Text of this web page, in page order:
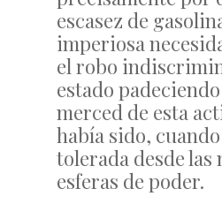
escasez de
imperiosa
el robo
estado
merced de esta
había sido,
tolerada desde las
esferas de poder.